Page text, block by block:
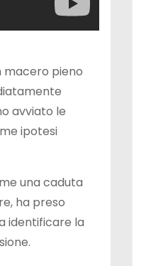
macero pieno
avviato le
ipotesi
una caduta
ha preso
identificare la